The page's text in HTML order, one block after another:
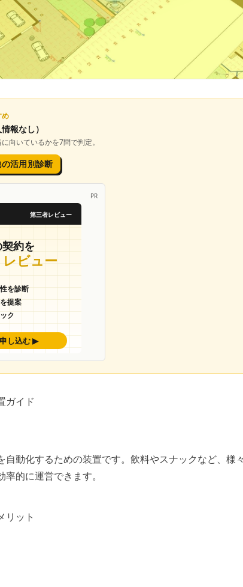
め
報なし）
に向いているかを7問で判定。
活用別診断
PR
ガイド
自動化するための装置です。飲料やスナックなど、様
的に運営できます。
リット